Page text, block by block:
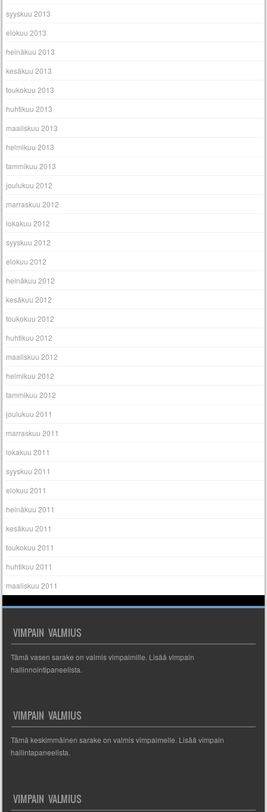
syyskuu 2013
elokuu 2013
heinäkuu 2013
kesäkuu 2013
toukokuu 2013
huhtikuu 2013
maaliskuu 2013
helmikuu 2013
tammikuu 2013
joulukuu 2012
marraskuu 2012
lokakuu 2012
syyskuu 2012
elokuu 2012
heinäkuu 2012
kesäkuu 2012
toukokuu 2012
huhtikuu 2012
maaliskuu 2012
helmikuu 2012
tammikuu 2012
joulukuu 2011
marraskuu 2011
lokakuu 2011
syyskuu 2011
elokuu 2011
heinäkuu 2011
kesäkuu 2011
toukokuu 2011
huhtikuu 2011
maaliskuu 2011
VIMPAIN VALMIUS
Tämä vasen sarake on valmis vimpaimille. Lisää vimpain
hallinnointipaneelista.
VIMPAIN VALMIUS
Tämä keskimmäinen sarake on valmis vimpaimelle. Lisää vimpain
hallintapaneelista.
VIMPAIN VALMIUS